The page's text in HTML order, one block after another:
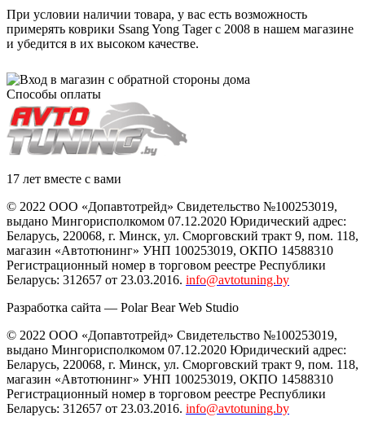
При условии наличии товара, у вас есть возможность
примерять коврики Ssang Yong Tager с 2008 в нашем магазине
и убедится в их высоком качестве.
Способы оплаты
17 лет вместе с вами
© 2022 ООО «Допавтотрейд» Свидетельство №100253019,
выдано Мингорисполкомом 07.12.2020 Юридический адрес:
Беларусь, 220068, г. Минск, ул. Сморговский тракт 9, пом. 118,
магазин «Автотюнинг» УНП 100253019, ОКПО 14588310
Регистрационный номер в торговом реестре Республики
Беларусь: 312657 от 23.03.2016. info@avtotuning.by
Разработка сайта — Polar Bear Web Studio
© 2022 ООО «Допавтотрейд» Свидетельство №100253019,
выдано Мингорисполкомом 07.12.2020 Юридический адрес:
Беларусь, 220068, г. Минск, ул. Сморговский тракт 9, пом. 118,
магазин «Автотюнинг» УНП 100253019, ОКПО 14588310
Регистрационный номер в торговом реестре Республики
Беларусь: 312657 от 23.03.2016. info@avtotuning.by